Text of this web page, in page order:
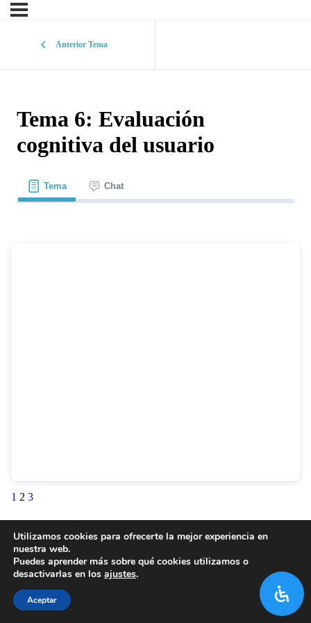
Anterior Tema
Tema 6: Evaluación
cognitiva del usuario
Tema Chat
1 2 3
Utilizamos cookies para ofrecerte la mejor experiencia en
nuestra web.
Puedes aprender más sobre qué cookies utilizamos o
desactivarlas en los ajustes.
Aceptar